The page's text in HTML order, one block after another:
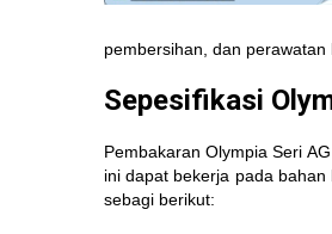
pembersihan, dan perawatan
Sepesifikasi
Pembakaran Olympia Seri
ini dapat bekerja pada
sebagi berikut: